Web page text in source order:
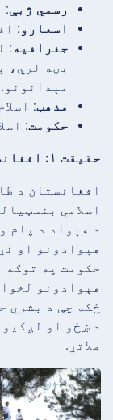
رسمي ژبې:
اسعارو :
جغرافیه :
بڼه لري،
مېدانونو.
مذهب:
حکومت:
حقیقت ۱: افغانستان د طالبانو لخوا اداره کېږي
افغانستان د
اسلامي
د هېواد د پام
هېوادونو او
حکومت په توګه
هېوادونو
ځکه چې د بشري
د ښځو او
ملاتړ.